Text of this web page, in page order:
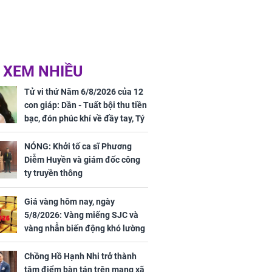
NHIỀU
Tử vi thứ Năm 6/8/2026 của 12
con giáp: Dần - Tuất bội thu tiền
bạc, đón phúc khí về đầy tay, Tý
- Mão công việc khó khăn, tiền
bạc đội nón ra đi
NÓNG: Khởi tố ca sĩ Phương
Diễm Huyền và giám đốc công
ty truyền thông
Giá vàng hôm nay, ngày
5/8/2026: Vàng miếng SJC và
vàng nhẫn biến động khó lường
Chồng Hồ Hạnh Nhi trở thành
tâm điểm bàn tán trên mạng xã